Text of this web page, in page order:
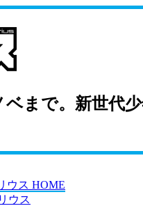
まで。新世代少
ウス HOME
ウス